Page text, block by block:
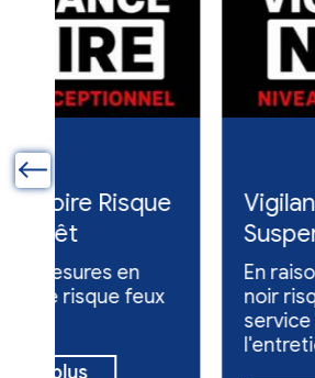
Vigilance Noire -
Suspension de
l'entretien des
espaces verts
En raison de la vigilance
noir risque feux de
service technique
l'entretien des espaces